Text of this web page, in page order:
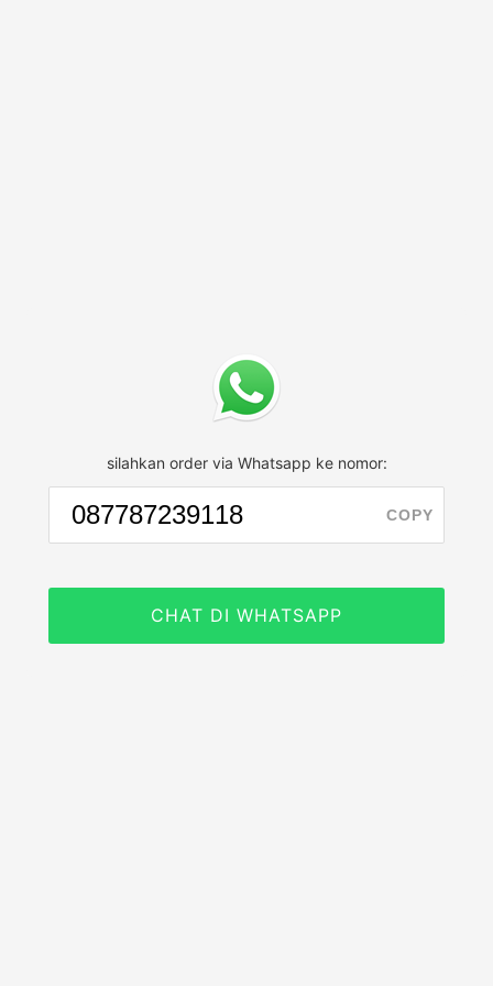
silahkan order via Whatsapp ke nomor:
COPY
CHAT DI WHATSAPP